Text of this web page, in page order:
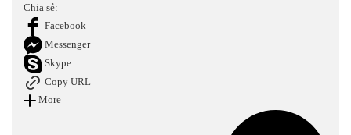
Chia sẻ:
Facebook
Messenger
Skype
Copy URL
More